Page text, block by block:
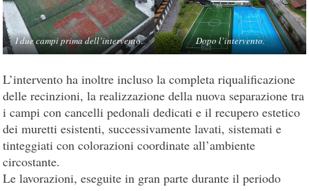
I due campi prima dell’intervento. Dopo l’intervento.
L’intervento ha inoltre incluso la completa riqualificazione
delle recinzioni, la realizzazione della nuova separazione tra
i campi con cancelli pedonali dedicati e il recupero estetico
dei muretti esistenti, successivamente lavati, sistemati e
tinteggiati con colorazioni coordinate all’ambiente
circostante.
Le lavorazioni, eseguite in gran parte durante il periodo